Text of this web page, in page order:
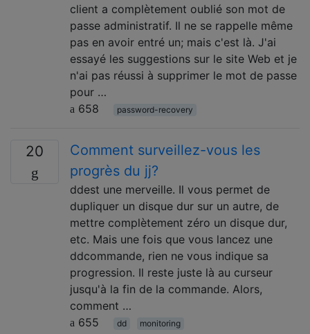
client a complètement oublié son mot de
passe administratif. Il ne se rappelle même
pas en avoir entré un; mais c'est là. J'ai
essayé les suggestions sur le site Web et je
n'ai pas réussi à supprimer le mot de passe
pour …
658
password-recovery
20
Comment surveillez-vous les
progrès du jj?
ddest une merveille. Il vous permet de
dupliquer un disque dur sur un autre, de
mettre complètement zéro un disque dur,
etc. Mais une fois que vous lancez une
ddcommande, rien ne vous indique sa
progression. Il reste juste là au curseur
jusqu'à la fin de la commande. Alors,
comment …
655
dd monitoring